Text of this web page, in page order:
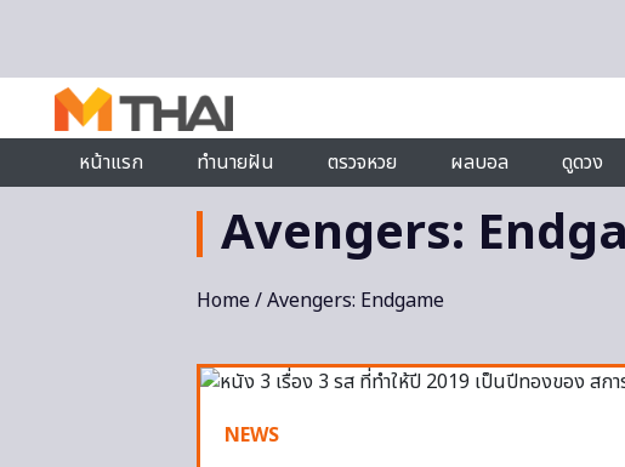
หน้าแรก
ทำนายฝัน ตรวจหวย ผลบอล ดูดวง
Avengers:
Home/ Avengers: Endgame
NEWS